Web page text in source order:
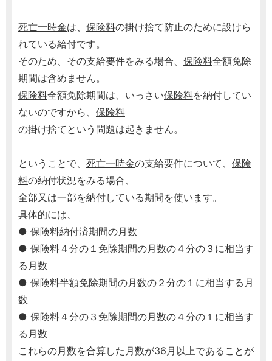
死亡一時金は、 保険料の掛け捨て防止のために設けら
れている給付です。
そのため、その支給要件をみる場合、 保険料全額免除
期間は含めません。
保険料全額免除期間は、いっさい保険料を納付してい
ないのですから、 保険料
の掛け捨てという問題は起きません。
ということで、 死亡一時金の支給要件について、 保険
料の納付状況をみる場合、
全部又は一部を納付している期間を使います。
具体的には、
● 保険料納付済期間の月数
● 保険料４分の１免除期間の月数の４分の３に相当す
る月数
● 保険料半額免除期間の月数の２分の１に相当する月
数
● 保険料４分の３免除期間の月数の４分の１に相当す
る月数
これらの月数を合算した月数が36月以上であることが